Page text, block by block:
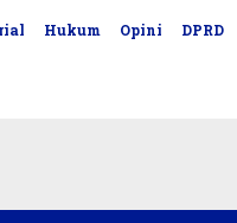
Hukum Opini DPRD